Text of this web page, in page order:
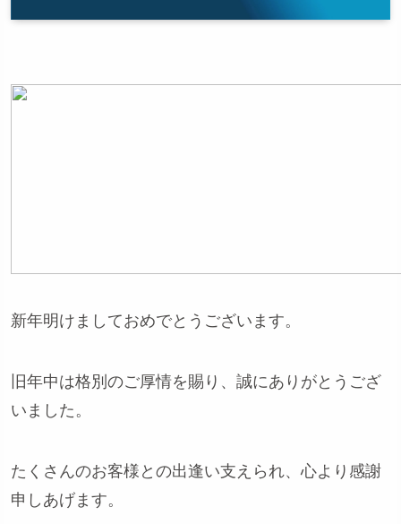
新年明けましておめでとうございます。
旧年中は格別のご厚情を賜り、誠にありがとうござ
いました。
たくさんのお客様との出逢い支えられ、心より感謝
申しあげます。